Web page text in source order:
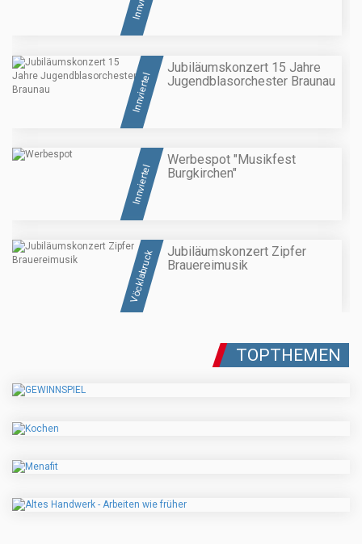
Innviertel
Jubiläumskonzert 15 Jahre
Jugendblasorchester Braunau
Innviertel
Werbespot "Musikfest
Burgkirchen"
Vöcklabruck
Jubiläumskonzert Zipfer
Brauereimusik
TOPTHEMEN